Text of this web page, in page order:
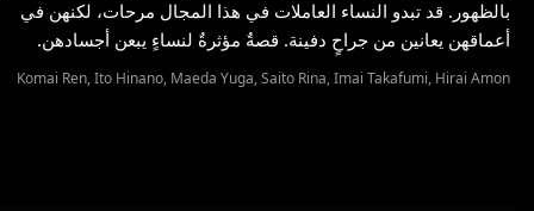
بالظهور. قد تبدو النساء العاملات في هذا المجال مرحات، لكنهن في
أعماقهن يعانين من جراحٍ دفينة. قصةٌ مؤثرةٌ لنساءٍ يبعن أجسادهن.
Komai Ren, Ito Hinano, Maeda Yuga, Saito Rina, Imai Takafumi, Hirai Amon